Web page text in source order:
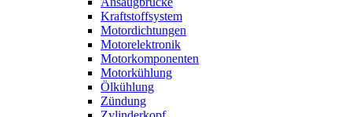
Kraftstoffsystem
Motordichtungen
Motorelektronik
Motorkomponenten
Motorkühlung
Ölkühlung
Zündung